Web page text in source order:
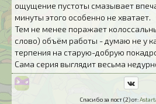
ощущение пустоты смазывает
минуты этого особенно не хватает.
Тем не менее поражает
слово) объём работы - думаю не у
терпения на старую-добрую
Сама серия выглядит весьма
Спасибо за пост (2) от: